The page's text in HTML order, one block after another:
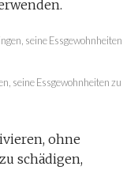
seine Essgewohnheiten zu
ohne
schädigen,